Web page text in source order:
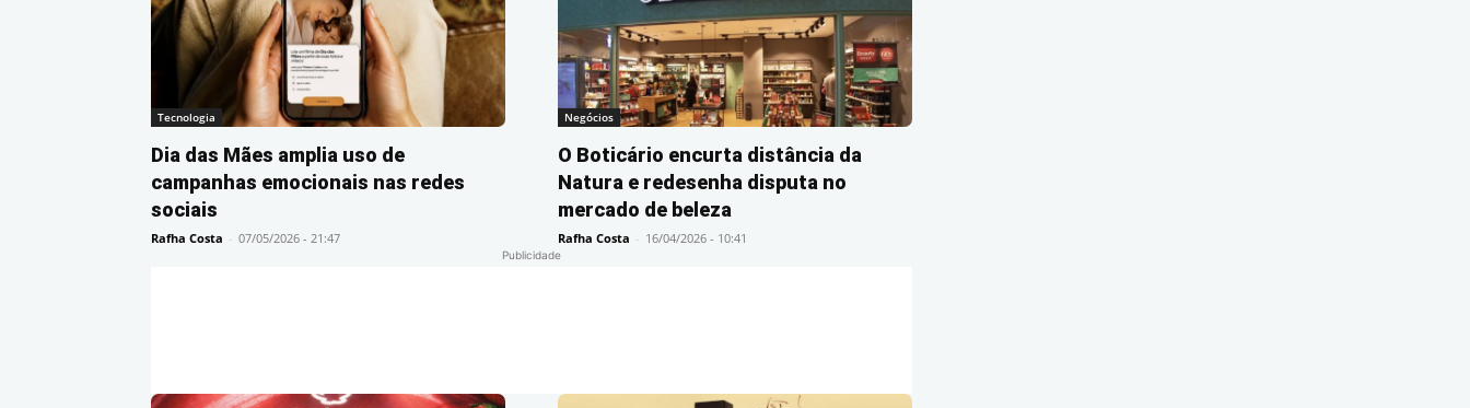
Tecnologia
Dia das Mães amplia uso de
campanhas emocionais nas redes
sociais
Rafha Costa - 07/05/2026 - 21:47
Negócios
O Boticário encurta distância da
Natura e redesenha disputa no
mercado de beleza
Rafha Costa - 16/04/2026 - 10:41
Publicidade